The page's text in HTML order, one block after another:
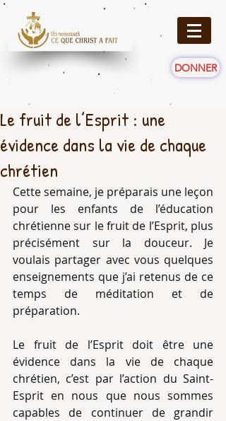
DONNER
Le fruit de l’Esprit : une
évidence dans la vie de chaque
chrétien
Cette semaine, je préparais une leçon
pour les enfants de l’éducation
chrétienne sur le fruit de l’Esprit, plus
précisément sur la douceur. Je
voulais partager avec vous quelques
enseignements que j’ai retenus de ce
temps de méditation et de
préparation.
Le fruit de l’Esprit doit être une
évidence dans la vie de chaque
chrétien, c’est par l’action du Saint-
Esprit en nous que nous sommes
capables de continuer de grandir